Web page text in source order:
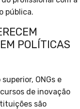
pública.
POLÍTICAS
ONGs e
de inovação
são